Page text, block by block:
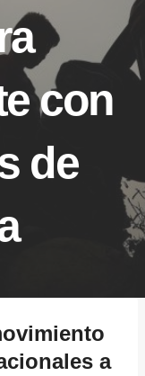
con
de
a